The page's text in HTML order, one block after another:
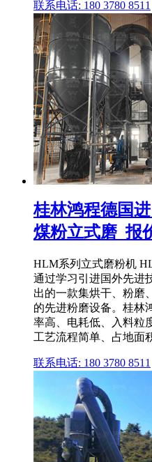
联系电话: 180 3780 8511
桂林鸿程德国
煤粉立式磨_报
HLM系列立式磨粉机
通过学习引进国外先进
出的一款集烘干、粉磨
的先进粉磨设备。桂林
率高、电耗低、入料粒
工艺流程简单、占地面
联系电话: 180 3780 8511